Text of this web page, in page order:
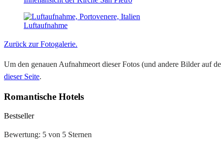
Luftaufnahme
Zurück zur Fotogalerie.
Um den genauen Aufnahmeort dieser Fotos (und andere Bilder auf
dieser Seite.
Romantische Hotels
Bestseller
Bewertung: 5 von 5 Sternen